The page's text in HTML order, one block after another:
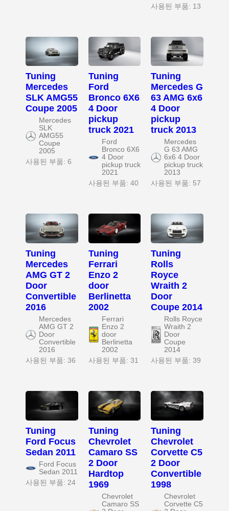
사용된 부품: 13
Tuning
Mercedes
SLK AMG55
Coupe 2005
Mercedes
SLK
AMG55
Coupe
2005
사용된 부품: 6
Tuning
Ford
Bronco 6X6
4 Door
pickup
truck 2021
Ford
Bronco 6X6
4 Door
pickup truck
2021
사용된 부품: 40
Tuning
Mercedes G
63 AMG 6x6
4 Door
pickup
truck 2013
Mercedes
G 63 AMG
6x6 4 Door
pickup truck
2013
사용된 부품: 57
Tuning
Mercedes
AMG GT 2
Door
Convertible
2016
Mercedes
AMG GT 2
Door
Convertible
2016
사용된 부품: 36
Tuning
Ferrari
Enzo 2
door
Berlinetta
2002
Ferrari
Enzo 2
door
Berlinetta
2002
사용된 부품: 31
Tuning
Rolls
Royce
Wraith 2
Door
Coupe 2014
Rolls Royce
Wraith 2
Door
Coupe
2014
사용된 부품: 39
Tuning
Ford Focus
Sedan 2011
Ford Focus
Sedan 2011
사용된 부품: 24
Tuning
Chevrolet
Camaro SS
2 Door
Hardtop
1969
Chevrolet
Camaro SS
Tuning
Chevrolet
Corvette C5
2 Door
Convertible
1998
Chevrolet
Corvette C5